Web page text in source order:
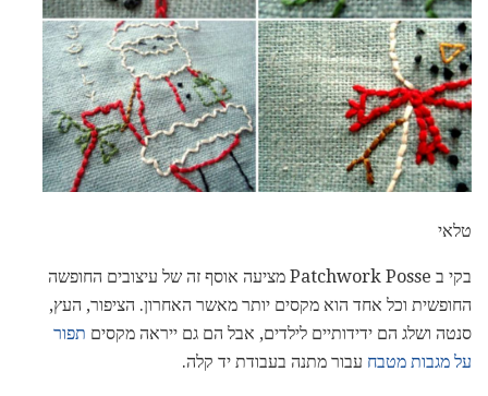
טלאי
בקי ב Patchwork Posse מציעה אוסף זה של עיצובים החופשה
החופשית וכל אחד הוא מקסים יותר מאשר האחרון. הציפור, העץ,
סנטה ושלג הם ידידותיים לילדים, אבל הם גם ייראה מקסים תפור
על מגבות מטבח עבור מתנה בעבודת יד קלה.